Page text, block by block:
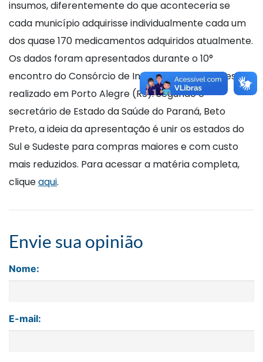
insumos, diferentemente do que aconteceria se
cada município adquirisse individualmente cada um
dos quase 170 medicamentos adquiridos atualmente.
Os dados foram apresentados durante o 10°
encontro do Consórcio de Integração Sul e Sudeste,
realizado em Porto Alegre (RS). Segundo o
secretário de Estado da Saúde do Paraná, Beto
Preto, a ideia da apresentação é unir os estados do
Sul e Sudeste para compras maiores e com custo
mais reduzidos. Para acessar a matéria completa,
cliqueaqui.
Envie sua opinião
Nome:
E-mail: